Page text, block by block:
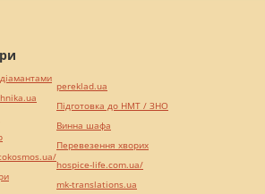
pereklad.ua
Підготовка до НМТ / ЗНО
Винна шафа
Перевезення хворих
hospice-life.com.ua/
mk-translations.ua